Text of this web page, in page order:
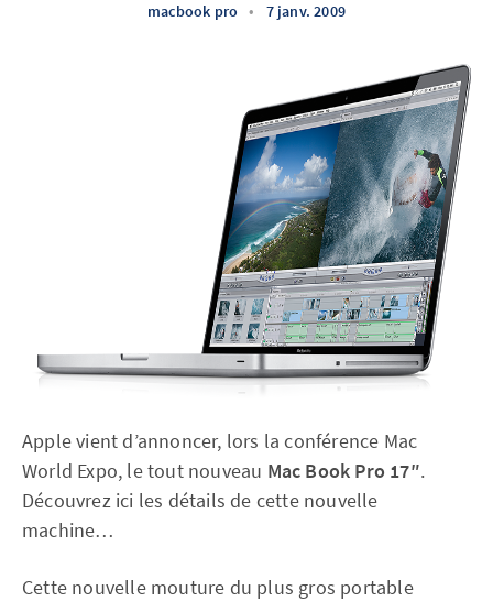
macbook pro • 7 janv. 2009
Apple vient d’annoncer, lors la conférence Mac
World Expo, le tout nouveau Mac Book Pro 17″.
Découvrez ici les détails de cette nouvelle
machine…
Cette nouvelle mouture du plus gros portable